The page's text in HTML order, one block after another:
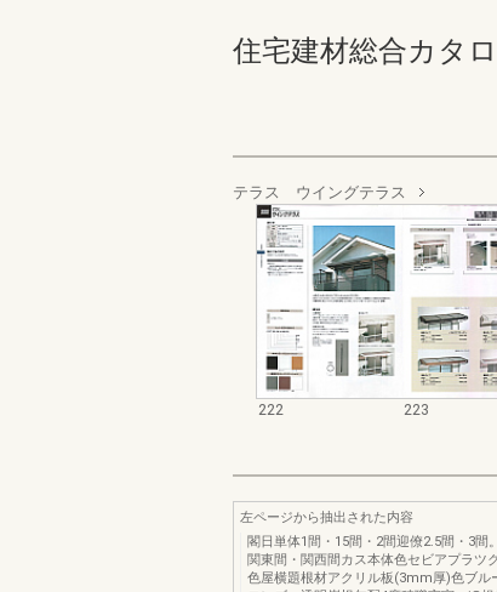
住宅建材総合カタ
テラス ウイングテラス
222 223
左ページから抽出された内容
閣日単体1間・15間・2間迎僚2.5間・3間
関東間・関西間カス本体色セビアプラツ
色屋横題根材アクリル板(3mm厚)色ブル